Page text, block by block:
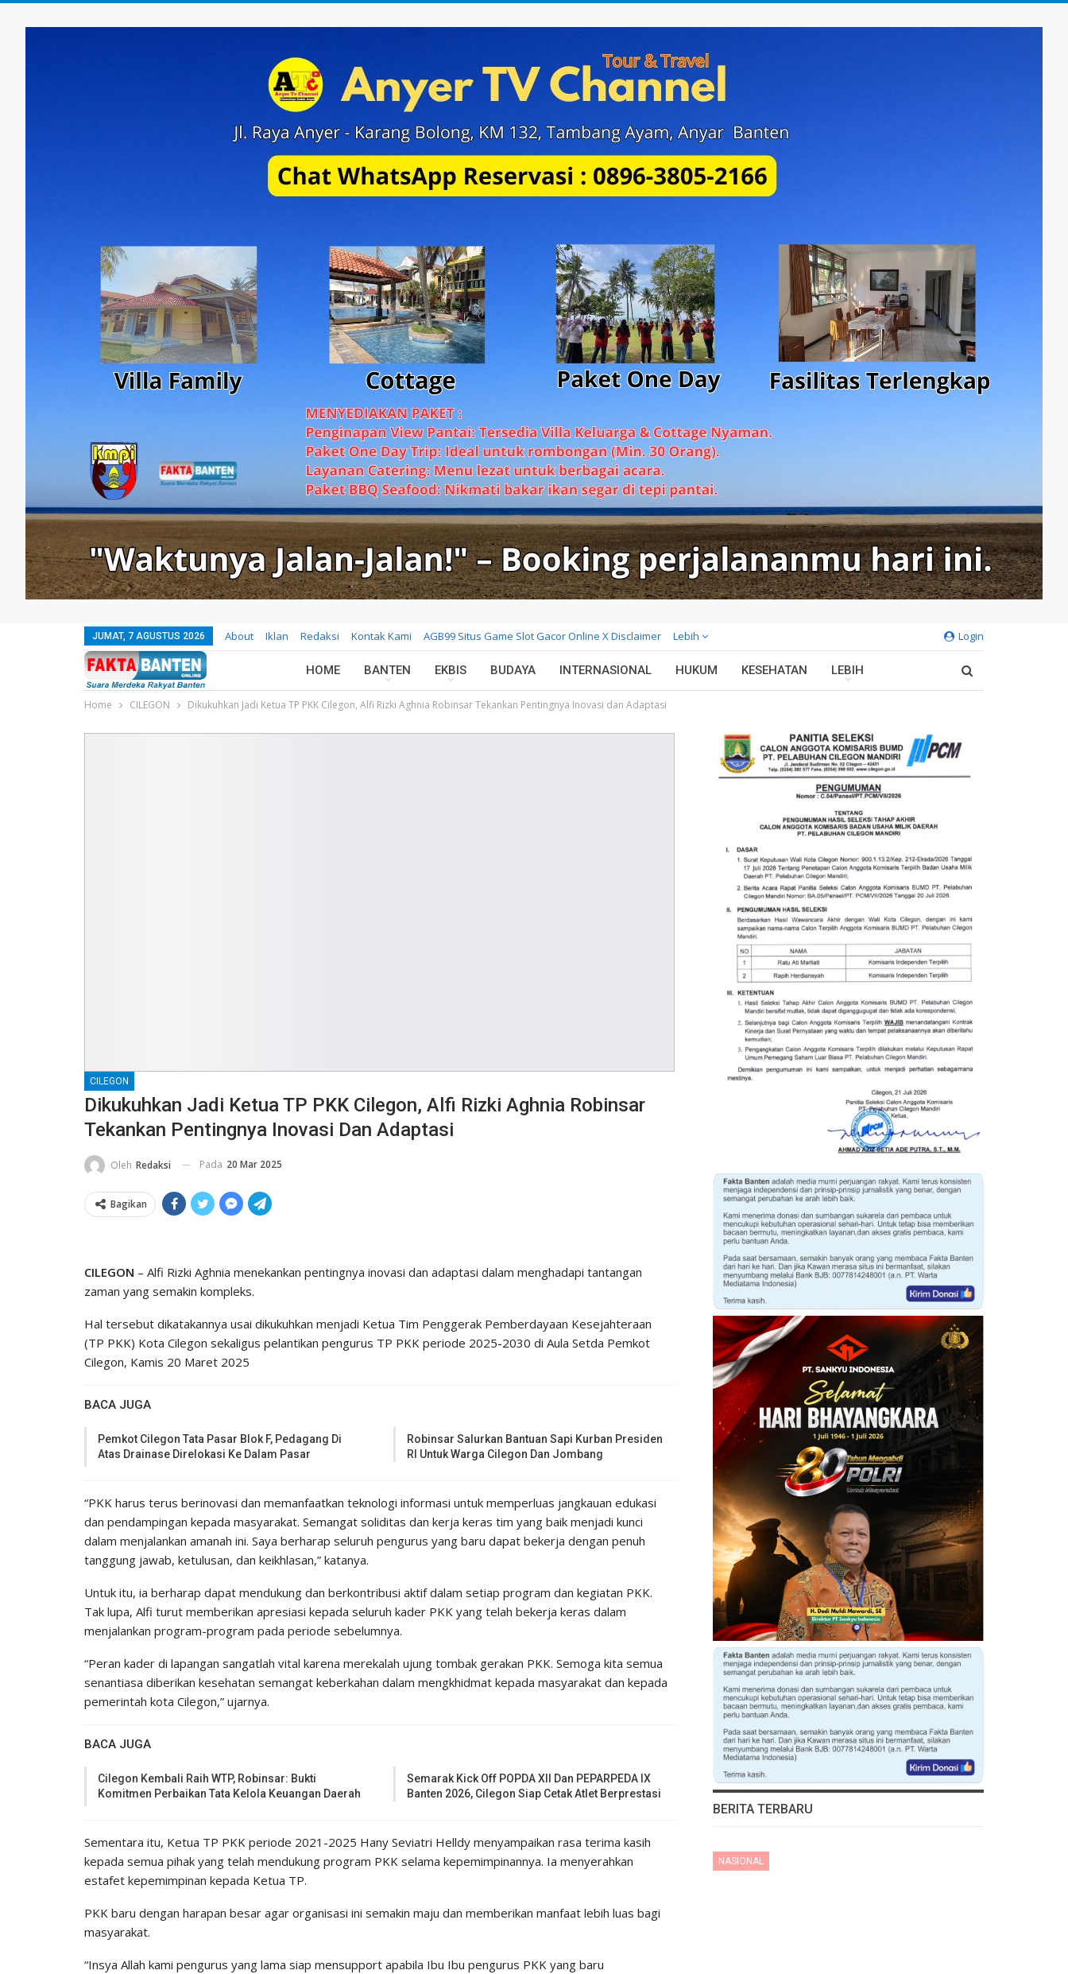
Login
JUMAT, 7 AGUSTUS 2026 About Iklan Redaksi Kontak Kami AGB99 Situs Game Slot Gacor Online X Disclaimer Lebih
HOME BANTEN EKBIS BUDAYA INTERNASIONAL HUKUM KESEHATAN LEBIH
Home CILEGON Dikukuhkan Jadi Ketua TP PKK Cilegon, Alfi Rizki Aghnia Robinsar Tekankan Pentingnya Inovasi dan Adaptasi
CILEGON
Dikukuhkan Jadi Ketua TP PKK Cilegon, Alfi Rizki Aghnia Robinsar
Tekankan Pentingnya Inovasi Dan Adaptasi
Oleh Redaksi Pada 20 Mar 2025
Bagikan
CILEGON – Alfi Rizki Aghnia menekankan pentingnya inovasi dan adaptasi dalam menghadapi tantangan
zaman yang semakin kompleks.
Hal tersebut dikatakannya usai dikukuhkan menjadi Ketua Tim Penggerak Pemberdayaan Kesejahteraan
(TP PKK) Kota Cilegon sekaligus pelantikan pengurus TP PKK periode 2025-2030 di Aula Setda Pemkot
Cilegon, Kamis 20 Maret 2025
BACA JUGA
Pemkot Cilegon Tata Pasar Blok F, Pedagang Di
Atas Drainase Direlokasi Ke Dalam Pasar
Robinsar Salurkan Bantuan Sapi Kurban Presiden
RI Untuk Warga Cilegon Dan Jombang
“PKK harus terus berinovasi dan memanfaatkan teknologi informasi untuk memperluas jangkauan edukasi
dan pendampingan kepada masyarakat. Semangat soliditas dan kerja keras tim yang baik menjadi kunci
dalam menjalankan amanah ini. Saya berharap seluruh pengurus yang baru dapat bekerja dengan penuh
tanggung jawab, ketulusan, dan keikhlasan,” katanya.
Untuk itu, ia berharap dapat mendukung dan berkontribusi aktif dalam setiap program dan kegiatan PKK.
Tak lupa, Alfi turut memberikan apresiasi kepada seluruh kader PKK yang telah bekerja keras dalam
menjalankan program-program pada periode sebelumnya.
“Peran kader di lapangan sangatlah vital karena merekalah ujung tombak gerakan PKK. Semoga kita semua
senantiasa diberikan kesehatan semangat keberkahan dalam mengkhidmat kepada masyarakat dan kepada
pemerintah kota Cilegon,” ujarnya.
BACA JUGA
Cilegon Kembali Raih WTP, Robinsar: Bukti
Komitmen Perbaikan Tata Kelola Keuangan Daerah
Semarak Kick Off POPDA XII Dan PEPARPEDA IX
Banten 2026, Cilegon Siap Cetak Atlet Berprestasi
Sementara itu, Ketua TP PKK periode 2021-2025 Hany Seviatri Helldy menyampaikan rasa terima kasih
kepada semua pihak yang telah mendukung program PKK selama kepemimpinannya. Ia menyerahkan
estafet kepemimpinan kepada Ketua TP.
PKK baru dengan harapan besar agar organisasi ini semakin maju dan memberikan manfaat lebih luas bagi
masyarakat.
“Insya Allah kami pengurus yang lama siap mensupport apabila Ibu Ibu pengurus PKK yang baru
BERITA TERBARU
NASIONAL